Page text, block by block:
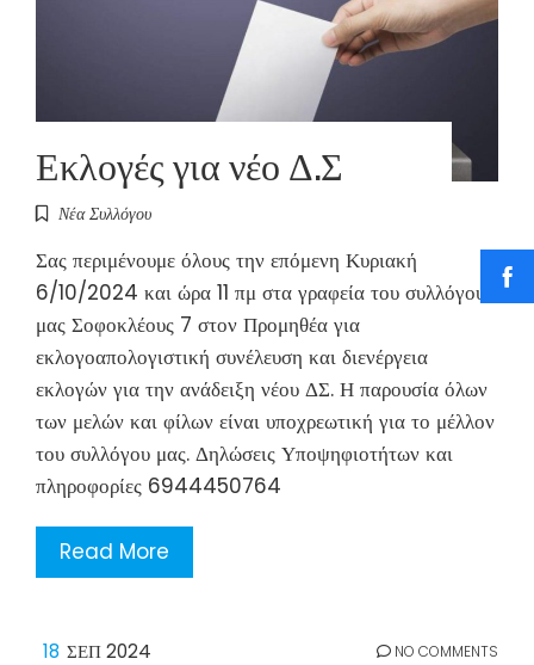
Εκλογές για νέο Δ.Σ
Νέα Συλλόγου
Σας περιμένουμε όλους την επόμενη Κυριακή
6/10/2024 και ώρα 11 πμ στα γραφεία του συλλόγου
μας Σοφοκλέους 7 στον Προμηθέα για
εκλογοαπολογιστική συνέλευση και διενέργεια
εκλογών για την ανάδειξη νέου ΔΣ. Η παρουσία όλων
των μελών και φίλων είναι υποχρεωτική για το μέλλον
του συλλόγου μας. Δηλώσεις Υποψηφιοτήτων και
πληροφορίες 6944450764
Read More
18 ΣΕΠ 2024 NO COMMENTS